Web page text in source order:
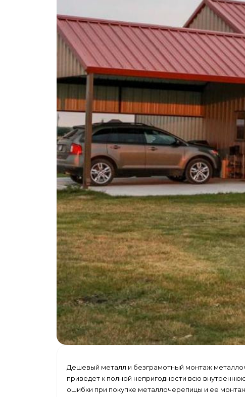
Дешевый металл и безграмотный монтаж
приведет к полной непригодности всю
ошибки при покупке металлочерепицы и ее